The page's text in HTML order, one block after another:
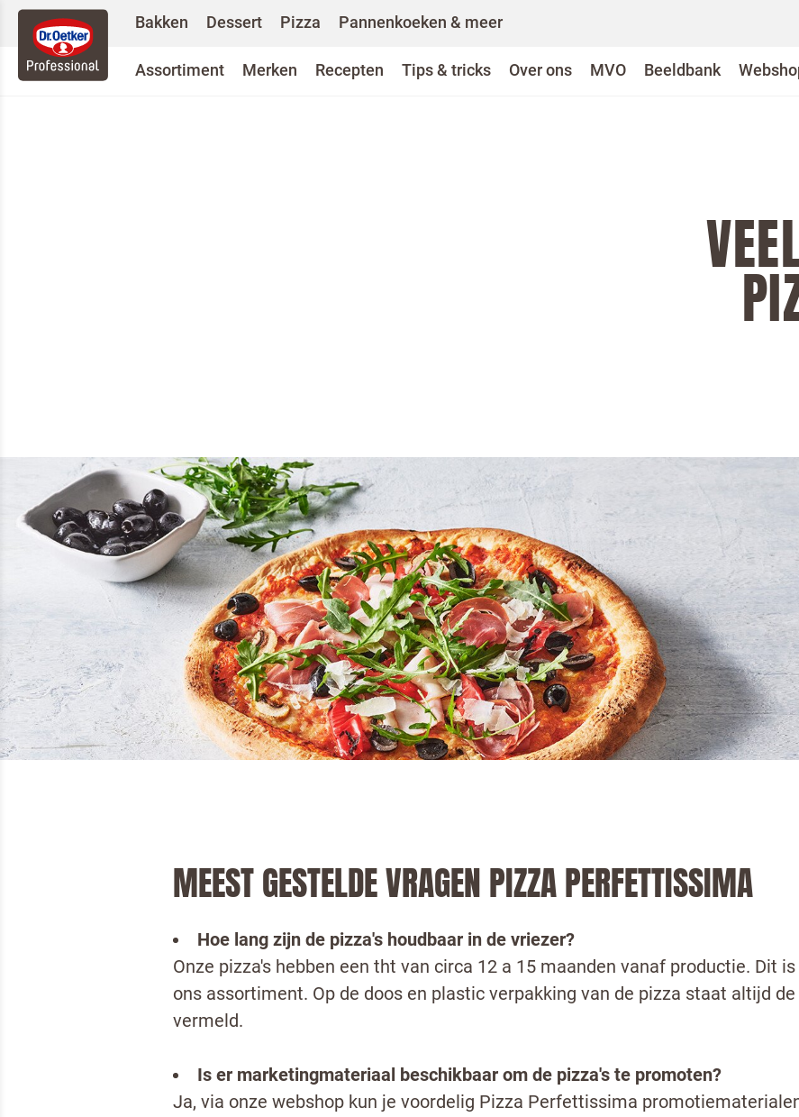
Bakken Dessert Pizza Pannenkoeken & meer
Assortiment Merken Recepten Tips & tricks Over ons MVO Beeldbank
Welkom op de Veel Gestelde Vragen-pagina van Pizza Perfettissima
Vind hier je antwoorden op de meest gestelde vragen over onze Pizza
een horeca professional bent die zoekt naar meer informatie over onze
bent naar de details, we hebben alle antwoorden voor je op een rij gezet.
MEEST GESTELDE VRAGEN PIZZA PERFETTISSIMA
Hoe lang zijn de pizza's houdbaar in de vriezer?
Onze pizza's hebben een tht van circa 12 a 15 maanden vanaf productie. Dit
ons assortiment. Op de doos en plastic verpakking van de pizza staat altijd
vermeld.
Is er marketingmateriaal beschikbaar om de pizza's te promoten?
Ja, via onze webshop kun je voordelig Pizza Perfettissima